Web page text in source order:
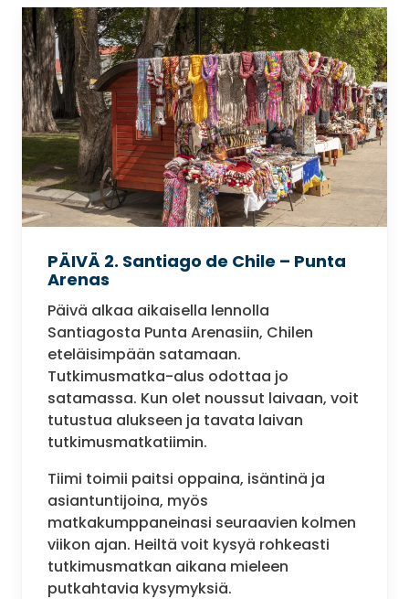
PÄIVÄ 2. Santiago de Chile – Punta
Arenas
Päivä alkaa aikaisella lennolla
Santiagosta Punta Arenasiin, Chilen
eteläisimpään satamaan.
Tutkimusmatka-alus odottaa jo
satamassa. Kun olet noussut laivaan, voit
tutustua alukseen ja tavata laivan
tutkimusmatkatiimin.
Tiimi toimii paitsi oppaina, isäntinä ja
asiantuntijoina, myös
matkakumppaneinasi seuraavien kolmen
viikon ajan. Heiltä voit kysyä rohkeasti
tutkimusmatkan aikana mieleen
putkahtavia kysymyksiä.